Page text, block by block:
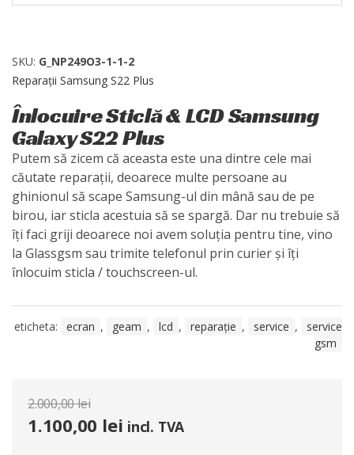
SKU: G_NP249O3-1-1-2
Reparații Samsung S22 Plus
Înlocuire Sticlă & LCD Samsung
Galaxy S22 Plus
Putem să zicem că aceasta este una dintre cele mai
căutate reparații, deoarece multe persoane au
ghinionul să scape Samsung-ul din mână sau de pe
birou, iar sticla acestuia să se spargă. Dar nu trebuie să
îți faci griji deoarece noi avem soluția pentru tine, vino
la Glassgsm sau trimite telefonul prin curier și îți
înlocuim sticla / touchscreen-ul.
eticheta: ecran , geam , lcd , reparație , service ,
service
gsm
2.000,00lei
1.100,00 lei incl. TVA